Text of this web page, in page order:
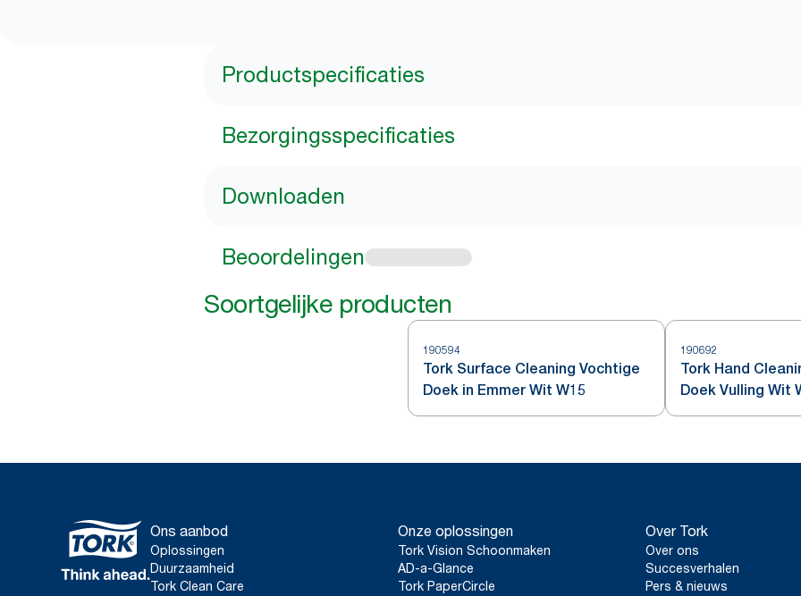
Productspecificaties
Bezorgingsspecificaties
Downloaden
Beoordelingen
Soortgelijke producten
190594
Tork Surface Cleaning Vochtige
Doek in Emmer Wit W15
190692
Tork Hand
Doek Vulling Wit
Ons aanbod
Oplossingen
Duurzaamheid
Tork Clean Care
Onze oplossingen
Tork Vision Schoonmaken
AD-a-Glance
Tork PaperCircle
Over Tork
Over ons
Succesverhalen
Pers & nieuws